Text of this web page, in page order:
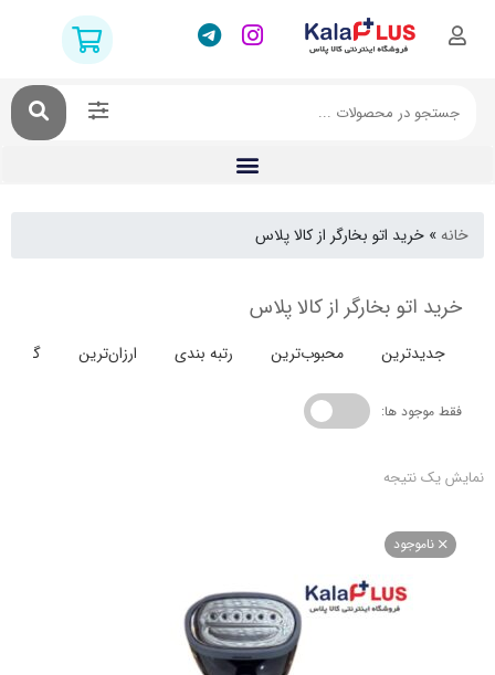
خرید اتو بخارگر از کالا پلاس
بخارگر از کالا پلاس
محبوب‌ترین رتبه بندی ارزان‌ترین گران‌ترین
ها:
نتیجه